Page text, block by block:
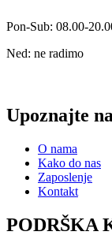
Pon-Sub: 08.00-
Ned: ne radimo
Upoznajte
O nama
Kako do nas
Zaposlenje
Kontakt
PODRŠKA